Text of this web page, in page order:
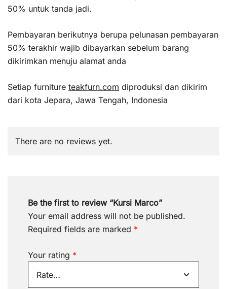
50% untuk tanda jadi.
Pembayaran berikutnya berupa pelunasan pembayaran
50% terakhir wajib dibayarkan sebelum barang
dikirimkan menuju alamat anda
Setiap furniture teakfurn.com diproduksi dan dikirim
dari kota Jepara, Jawa Tengah, Indonesia
There are no reviews yet.
Be the first to review “Kursi Marco”
Your email address will not be published.
Required fields are marked *
Your rating *